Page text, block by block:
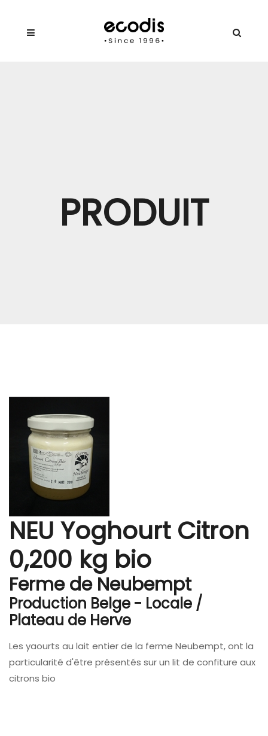
PRODUIT
NEU Yoghourt Citron
0,200 kg bio
Ferme de Neubempt
Production Belge - Locale /
Plateau de Herve
Les yaourts au lait entier de la ferme Neubempt, ont la
particularité d'être présentés sur un lit de confiture aux
citrons bio